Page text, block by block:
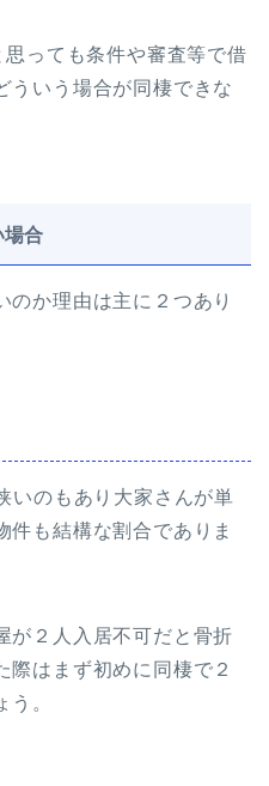
っても条件や審査等で借
ういう場合が同棲できな
合
のか理由は主に２つあり
いのもあり大家さんが単
件も結構な割合でありま
が２人入居不可だと骨折
際はまず初めに同棲で２
う。